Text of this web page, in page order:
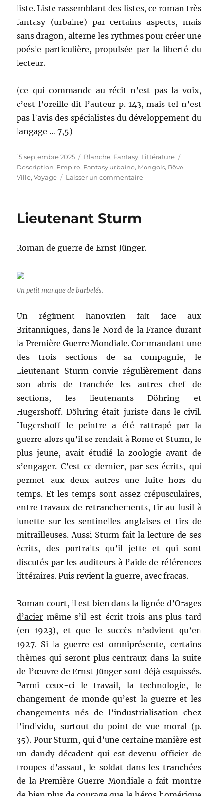
liste. Liste rassemblant des listes, ce roman très
fantasy (urbaine) par certains aspects, mais
sans dragon, alterne les rythmes pour créer une
poésie particulière, propulsée par la liberté du
lecteur.
(ce qui commande au récit n’est pas la voix,
c’est l’oreille dit l’auteur p. 143, mais tel n’est
pas l’avis des spécialistes du développement du
langage … 7,5)
Publié
le
15 septembre 2025 Catégories
Blanche, Fantasy, Littérature
Description, Empire, Fantasy urbaine, Mongols, Rêve,
Ville,Voyage Laisser un commentaire
Lieutenant Sturm
Roman de guerre de Ernst Jünger.
Un petit manque de barbelés.
Un régiment hanovrien fait face aux
Britanniques, dans le Nord de la France durant
la Première Guerre Mondiale. Commandant une
des trois sections de sa compagnie, le
Lieutenant Sturm convie régulièrement dans
son abris de tranchée les autres chef de
sections, les lieutenants Döhring et
Hugershoff. Döhring était juriste dans le civil.
Hugershoff le peintre a été rattrapé par la
guerre alors qu’il se rendait à Rome et Sturm, le
plus jeune, avait étudié la zoologie avant de
s’engager. C’est ce dernier, par ses écrits, qui
permet aux deux autres une fuite hors du
temps. Et les temps sont assez crépusculaires,
entre travaux de retranchements, tir au fusil à
lunette sur les sentinelles anglaises et tirs de
mitrailleuses. Aussi Sturm fait la lecture de ses
écrits, des portraits qu’il jette et qui sont
discutés par les auditeurs à l’aide de références
littéraires. Puis revient la guerre, avec fracas.
Roman court, il est bien dans la lignée d’Orages
d’acier même s’il est écrit trois ans plus tard
(en 1923), et que le succès n’advient qu’en
1927. Si la guerre est omniprésente, certains
thèmes qui seront plus centraux dans la suite
de l’œuvre de Ernst Jünger sont déjà esquissés.
Parmi ceux-ci le travail, la technologie, le
changement de monde qu’est la guerre et les
changements nés de l’industrialisation chez
l’individu, surtout du point de vue moral (p.
35). Pour Sturm, qui d’une certaine manière est
un dandy décadent qui est devenu officier de
troupes d’assaut, le soldat dans les tranchées
de la Première Guerre Mondiale a fait montre